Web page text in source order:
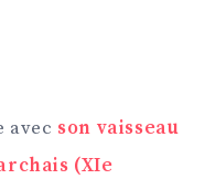
avec son vaisseau
(XIe